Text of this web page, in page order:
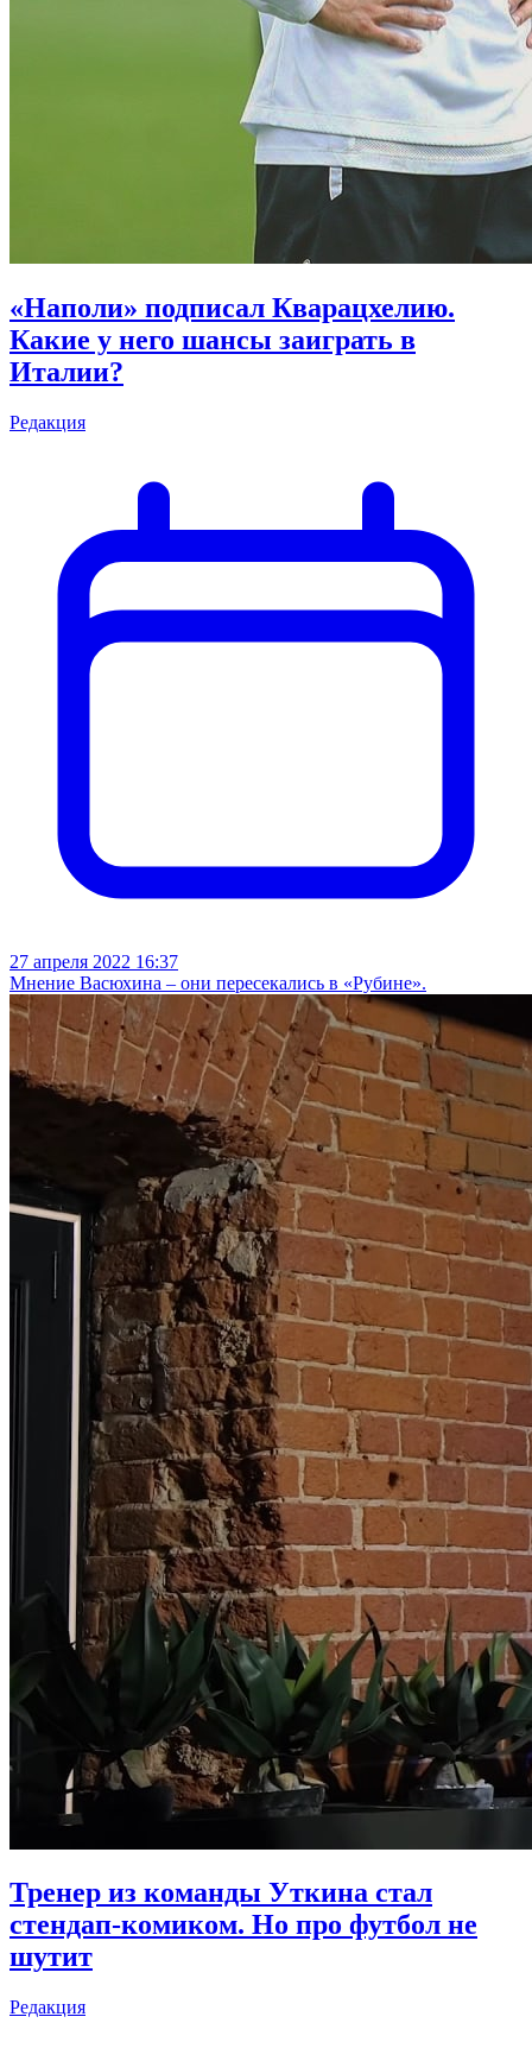
«Наполи» подписал Кварацхелию.
Какие у него шансы заиграть в
Италии?
Редакция
27 апреля 2022 16:37
Мнение Васюхина – они пересекались в «Рубине».
Тренер из команды Уткина стал
стендап-комиком. Но про футбол не
шутит
Редакция